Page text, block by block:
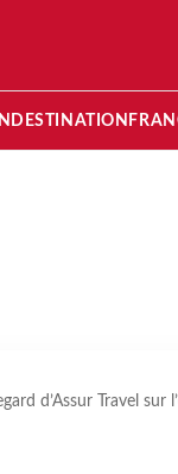
DESTINATION
d’Assur Travel